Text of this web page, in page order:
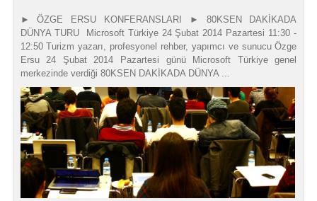
► ÖZGE ERSU KONFERANSLARI ► 80KSEN DAKİKADA
DÜNYA TURU Microsoft Türkiye 24 Şubat 2014 Pazartesi 11:30 -
12:50 Turizm yazarı, profesyonel rehber, yapımcı ve sunucu Özge
Ersu 24 Şubat 2014 Pazartesi günü Microsoft Türkiye genel
merkezinde verdiği 80KSEN DAKİKADA DÜNYA ...